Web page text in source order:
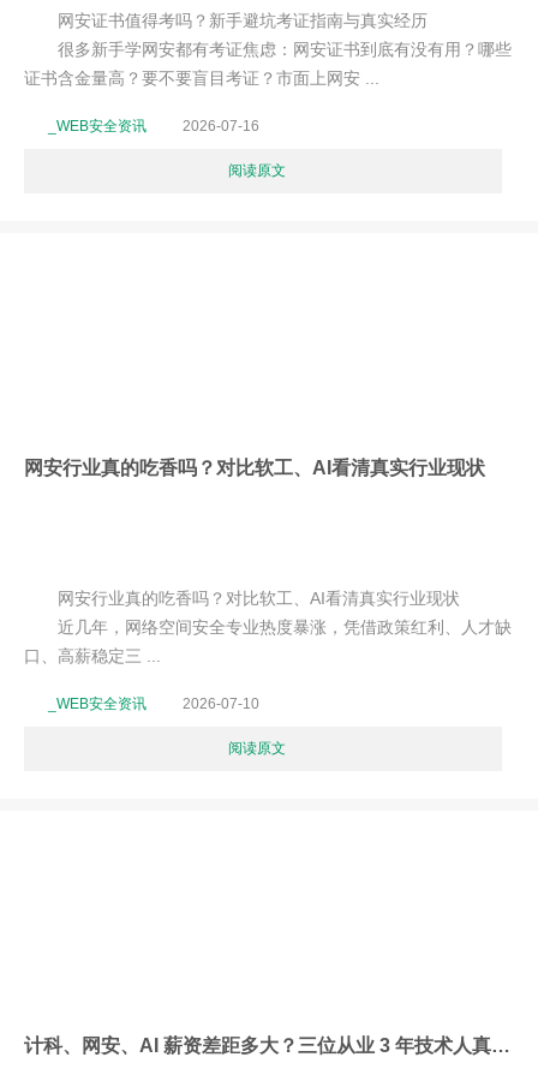
网安证书值得考吗？新手避坑考证指南与真实经历
很多新手学网安都有考证焦虑：网安证书到底有没有用？哪些
证书含金量高？要不要盲目考证？市面上网安 ...
_WEB安全资讯 2026-07-16
阅读原文
网安行业真的吃香吗？对比软工、AI看清真实行业现状
网安行业真的吃香吗？对比软工、AI看清真实行业现状
近几年，网络空间安全专业热度暴涨，凭借政策红利、人才缺
口、高薪稳定三 ...
_WEB安全资讯 2026-07-10
阅读原文
计科、网安、AI 薪资差距多大？三位从业 3 年技术人真实收入对比